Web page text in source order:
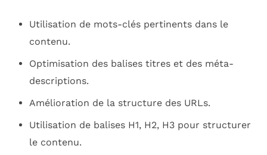
Utilisation de mots-clés pertinents dans le
contenu.
Optimisation des balises titres et des méta-
descriptions.
Amélioration de la structure des URLs.
Utilisation de balises H1, H2, H3 pour structurer
le contenu.